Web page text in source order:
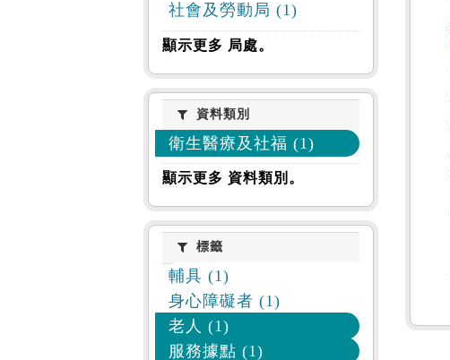
社會及勞動局 (1)
顯示更多 局處。
資料類別
資料類別
衛生醫療及社福 (1)
顯示更多 資料類別。
標籤標籤
輔具 (1)
身心障礙者 (1)
老人 (1)
服務據點 (1)